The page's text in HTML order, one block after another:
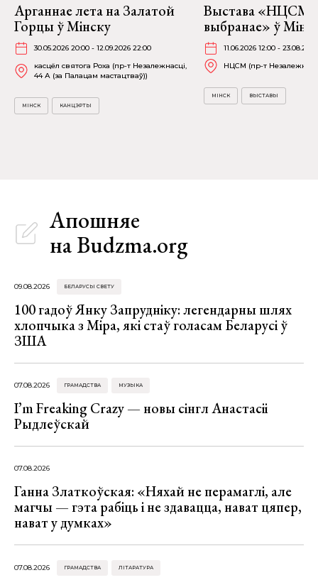
Арганнае лета на Залатой
Горцы ў Мінску
30.05.2026 20:00 - 12.09.2026 22:00
касцёл святога Роха (пр-т Незалежнасці,
44 А (за Палацам мастацтваў))
МІНСК КАНЦЭРТЫ
Выстава «НЦСМ:
выбранае» ў
11.06.2026 12:00 -
НЦСМ (пр-т
МІНСК ВЫСТАВЫ
Апошняе
на Budzma.org
09.08.2026 БЕЛАРУСЫ СВЕТУ
100 гадоў Янку Запрудніку: легендарны шлях
хлопчыка з Міра, які стаў голасам Беларусі ў
ЗША
07.08.2026 ГРАМАДСТВА МУЗЫКА
I’m Freaking Crazy — новы сінгл Анастасіі
Рыдлеўскай
07.08.2026
Ганна Златкоўская: «Няхай не перамаглі, але
магчы — гэта рабіць і не здавацца, нават цяпер,
нават у думках»
07.08.2026 ГРАМАДСТВА ЛІТАРАТУРА